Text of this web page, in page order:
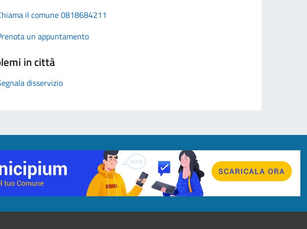
il comune 0818684211
un appuntamento
in città
disservizio